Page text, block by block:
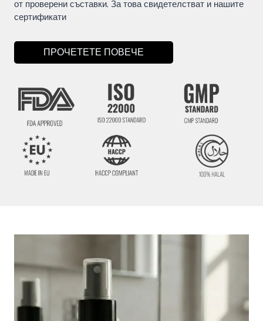
от проверени съставки. За това свидетелстват и нашите
сертификати
ПРОЧЕТЕТЕ ПОВЕЧЕ